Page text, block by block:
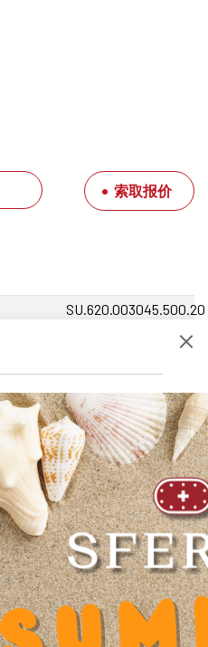
索取报价
SU.620.003045.500.20
1020000
SA-OUV 3045 A x
500 mm
6100 g
0
0
500 mm
0.000000
30